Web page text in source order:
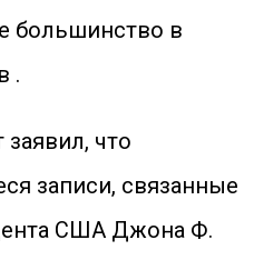
большинство в
.
что
записи, связанные
США Джона Ф.